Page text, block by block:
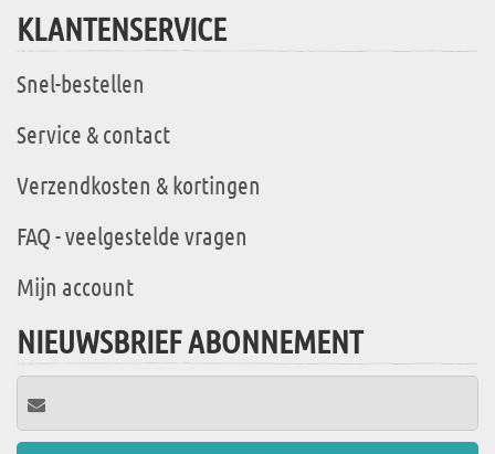
KLANTENSERVICE
Snel-bestellen
Service & contact
Verzendkosten & kortingen
FAQ - veelgestelde vragen
Mijn account
NIEUWSBRIEF ABONNEMENT